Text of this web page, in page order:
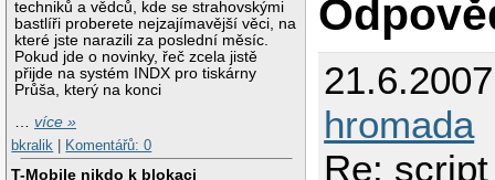
techniků a vědců, kde se strahovskými
bastlíři proberete nejzajímavější věci, na
které jste narazili za poslední měsíc.
Pokud jde o novinky, řeč zcela jistě
přijde na systém INDX pro tiskárny
Průša, který na konci
…více »
bkralik
Komentářů: 0
T-Mobile nikdo k blokaci
hromada
Re: